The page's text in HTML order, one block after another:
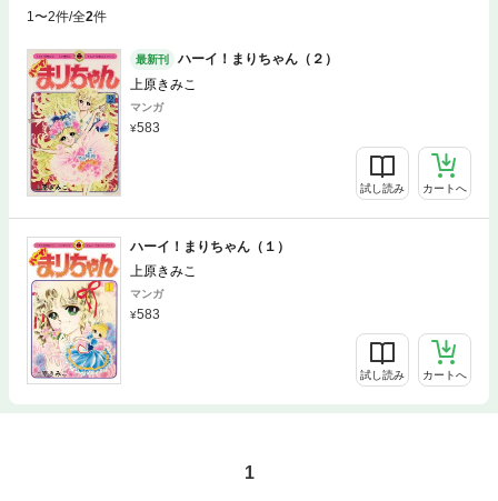
1〜2件/全2件
最新刊
ハーイ！まりちゃん（２）
上原きみこ
マンガ
583
試し読み カートへ
ハーイ！まりちゃん（１）
上原きみこ
マンガ
583
試し読み カートへ
1